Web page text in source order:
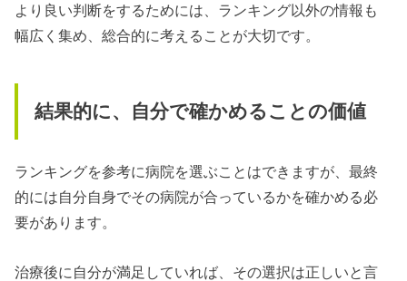
より良い判断をするためには、ランキング以外の情報も
幅広く集め、総合的に考えることが大切です。
結果的に、自分で確かめることの価値
ランキングを参考に病院を選ぶことはできますが、最終
的には自分自身でその病院が合っているかを確かめる必
要があります。
治療後に自分が満足していれば、その選択は正しいと言